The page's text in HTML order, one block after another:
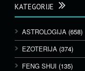
KATEGORIJE
ASTROLOGIJA (658)
EZOTERIJA (374)
FENG SHUI (135)